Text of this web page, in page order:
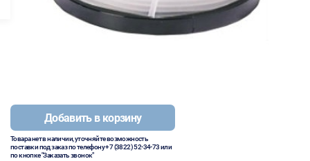
Добавить в корзину
Товара нет в наличии, уточняйте возможность
поставки под заказ по телефону+7 (3822) 52-34-73или
по кнопке "Заказать звонок"